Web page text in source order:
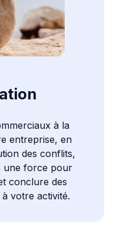
à la
entreprise, en
des conflits,
une force pour
conclure des
votre activité.